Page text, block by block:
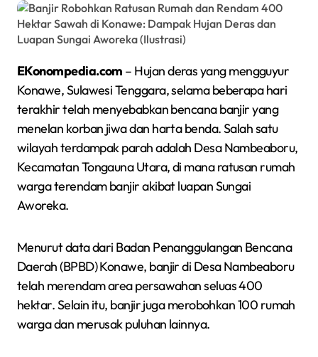
EKonompedia.com – Hujan deras yang mengguyur
Konawe, Sulawesi Tenggara, selama beberapa hari
terakhir telah menyebabkan bencana banjir yang
menelan korban jiwa dan harta benda. Salah satu
wilayah terdampak parah adalah Desa Nambeaboru,
Kecamatan Tongauna Utara, di mana ratusan rumah
warga terendam banjir akibat luapan Sungai
Aworeka.
Menurut data dari Badan Penanggulangan Bencana
Daerah (BPBD) Konawe, banjir di Desa Nambeaboru
telah merendam area persawahan seluas 400
hektar. Selain itu, banjir juga merobohkan 100 rumah
warga dan merusak puluhan lainnya.